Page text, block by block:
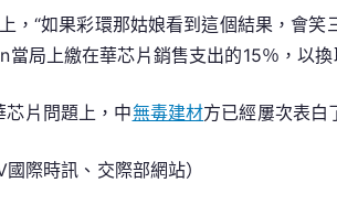
，“如果彩環那姑娘看到這個結果，會
當局上繳在華芯片銷售支出的15％，以
片問題上，中無毒建材方已經屢次表白
際時訊、交際部網站）